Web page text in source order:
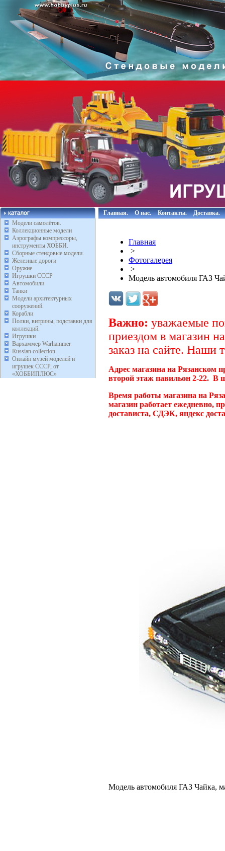
Модели самолётов.
Коллекционные модели
Аэрографы компрессоры,
инструменты ХОББИ.
Сборные стендовые модели.
Железные дороги
Оружие
Игрушки СССР
Автомобили
Танки
Модели архитектурных
сооружений.
Корабли
Полки, витрины, подставки для
коллекций.
Игрушки
Вархаммер Warhammer
Russian collection.
Онлайн музей моделей и
игрушек СССР, от
«ХОББИПЛЮС»
Главная. О нас. Контакты. Доставка.
Главная
>
Фотогалерея
>
Модель автомобиля ГАЗ
Важно: уважаемые
приездом в магазин
заказ на сайте. Наши
Адрес магазина на Рязанском
второй этаж павильон 2-22. В
Время работы магазина на
магазин работает ежедневно,
достависта, СДЭК, яндекс
Модель автомобиля ГАЗ Чайка,